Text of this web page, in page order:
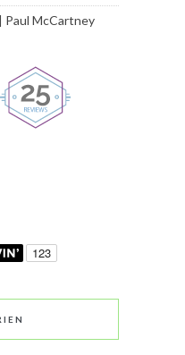
Paul McCartney